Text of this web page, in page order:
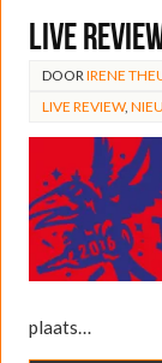
LIVE
DOOR IRENE
LIVE REVIEW,
plaats…